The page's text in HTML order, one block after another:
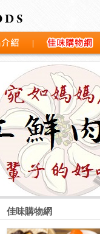
佳味購物網
佳味購物網